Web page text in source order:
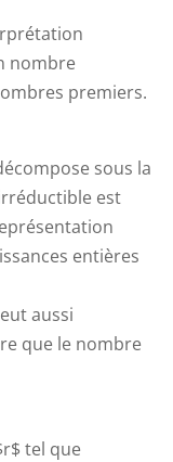
nombre
premiers.
sous la
est
entières
aussi
que le nombre
tel que